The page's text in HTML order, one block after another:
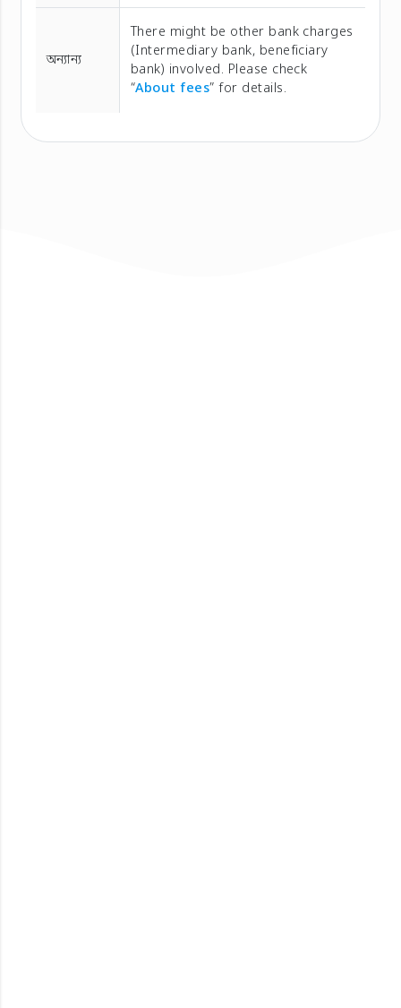
অন্যান্য
There might be other bank charges
(Intermediary bank, beneficiary
bank) involved. Please check
“About fees” for details.